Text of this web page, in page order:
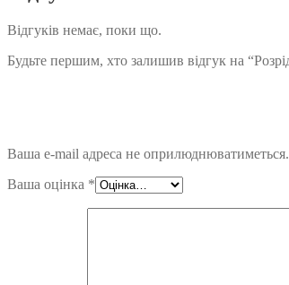
Відгуків немає, поки що.
Будьте першим, хто залишив відгук на
Ваша e-mail адреса не оприлюднюватиметься.
Ваша оцінка *